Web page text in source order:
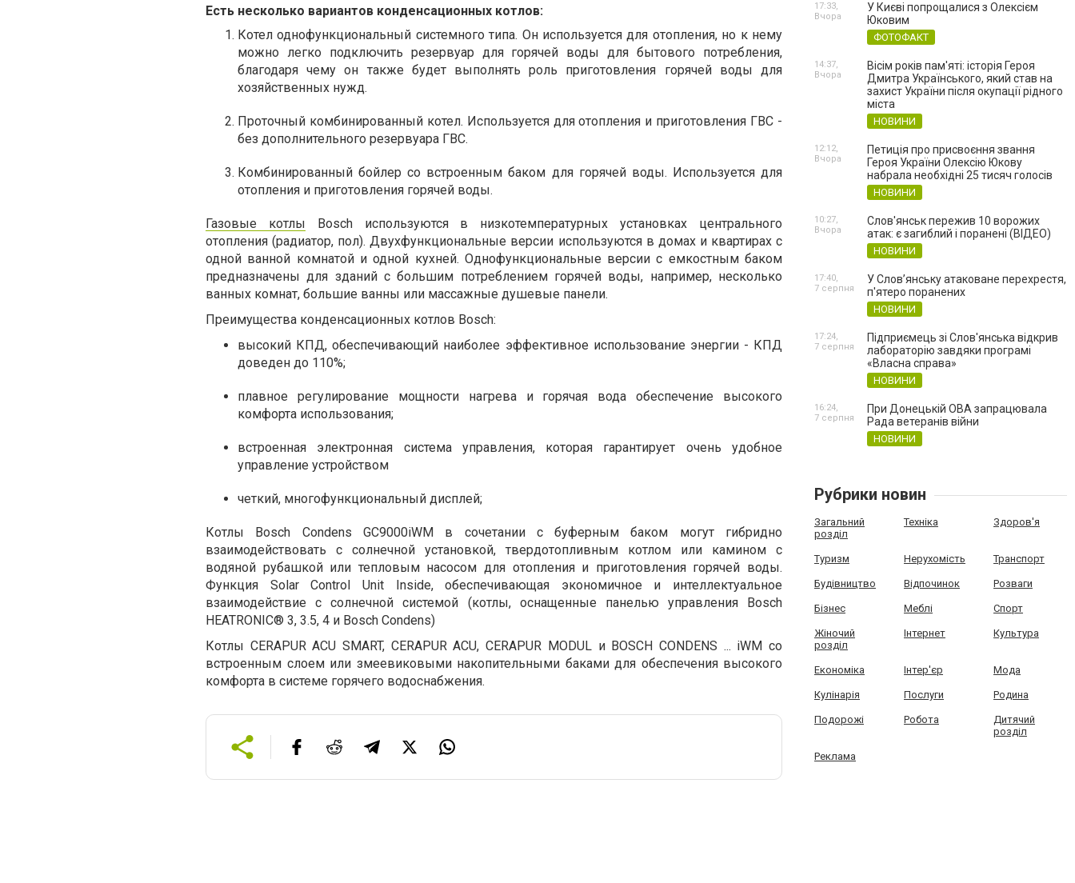
Есть несколько вариантов конденсационных котлов:
Котел однофункциональный системного типа. Он используется для отопления, но к нему
можно легко подключить резервуар для горячей воды для бытового потребления,
благодаря чему он также будет выполнять роль приготовления горячей воды для
хозяйственных нужд.
Проточный комбинированный котел. Используется для отопления и приготовления ГВС -
без дополнительного резервуара ГВС.
Комбинированный бойлер со встроенным баком для горячей воды. Используется для
отопления и приготовления горячей воды.
Газовые котлы
Bosch используются в низкотемпературных установках центрального
отопления (радиатор, пол). Двухфункциональные версии используются в домах и квартирах с
одной ванной комнатой и одной кухней. Однофункциональные версии с емкостным баком
предназначены для зданий с большим потреблением горячей воды, например, несколько
ванных комнат, большие ванны или массажные душевые панели.
Преимущества конденсационных котлов Bosch:
высокий КПД, обеспечивающий наиболее эффективное использование энергии - КПД
доведен до 110%;
плавное регулирование мощности нагрева и горячая вода обеспечение высокого
комфорта использования;
встроенная электронная система управления, которая гарантирует очень удобное
управление устройством
четкий, многофункциональный дисплей;
Котлы Bosch Condens GC9000iWM в сочетании с буферным баком могут гибридно
взаимодействовать с солнечной установкой, твердотопливным котлом или камином с
водяной рубашкой или тепловым насосом для отопления и приготовления горячей воды.
Функция Solar Control Unit Inside, обеспечивающая экономичное и интеллектуальное
взаимодействие с солнечной системой (котлы, оснащенные панелью управления Bosch
HEATRONIC® 3, 3.5, 4 и Bosch Condens)
Котлы CERAPUR ACU SMART, CERAPUR ACU, CERAPUR MODUL и BOSCH CONDENS ... iWM со
встроенным слоем или змеевиковыми накопительными баками для обеспечения высокого
комфорта в системе горячего водоснабжения.
У Києві попрощалися з Олексієм
Юковим
ФОТОФАКТ
17:33,
Вчора
Вісім років пам'яті: історія Героя
Дмитра Українського, який став на
захист України після окупації рідного
міста
НОВИНИ
14:37,
Вчора
Петиція про присвоєння звання
Героя України Олексію Юкову
набрала необхідні 25 тисяч голосів
НОВИНИ
12:12,
Вчора
Слов'янськ пережив 10 ворожих
атак: є загиблий і поранені (ВІДЕО)
НОВИНИ
10:27,
Вчора
У Слов’янську атаковане перехрестя,
п'ятеро поранених
НОВИНИ
17:40,
7 серпня
Підприємець зі Слов'янська відкрив
лабораторію завдяки програмі
«Власна справа»
НОВИНИ
17:24,
7 серпня
При Донецькій ОВА запрацювала
Рада ветеранів війни
НОВИНИ
16:24,
7 серпня
Рубрики новин
Загальний
розділ
Техніка Здоров'я
Туризм Нерухомість Транспорт
Будівництво Відпочинок Розваги
Бізнес Меблі Спорт
Жіночий
розділ
Інтернет Культура
Економіка Інтер'єр Мода
Кулінарія Послуги Родина
Подорожі Робота
Дитячий
розділ
Реклама